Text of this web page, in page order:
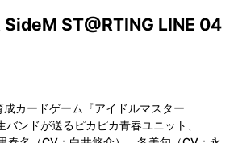
ST@RTING LINE 04
カードゲーム『アイドルマスター
ンドが送るピカピカ青春ユニット、